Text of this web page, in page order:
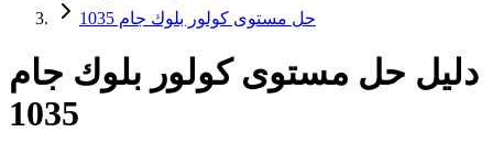
حل مستوى كولور بلوك جام 1035
دليل حل مستوى كولور بلوك جام
1035